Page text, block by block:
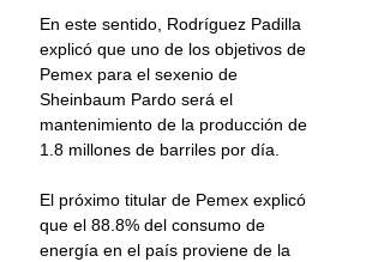
En este sentido, Rodríguez Padilla
explicó que uno de los objetivos de
Pemex para el sexenio de
Sheinbaum Pardo será el
mantenimiento de la producción de
1.8 millones de barriles por día.
El próximo titular de Pemex explicó
que el 88.8% del consumo de
energía en el país proviene de la